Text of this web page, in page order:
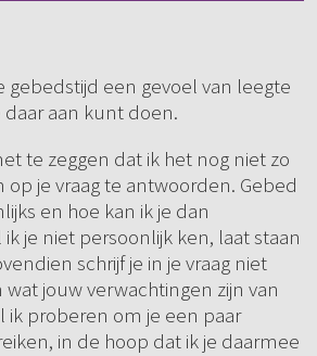
gebedstijd een gevoel van leegte
daar aan kunt doen.
te zeggen dat ik het nog niet zo
je vraag te antwoorden. Gebed
en hoe kan ik je dan
je niet persoonlijk ken, laat staan
schrijf je in je vraag niet
jouw verwachtingen zijn van
ik proberen om je een paar
in de hoop dat ik je daarmee